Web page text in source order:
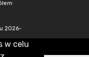
2026-
w celu